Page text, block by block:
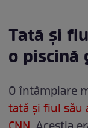
Tată și
o piscină
O întâmplare
tată și fiul